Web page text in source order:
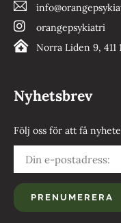
orangepsykiatri
Norra Liden 9, 411
Nyhetsbrev
Följ oss för att få
PRENUMERERA